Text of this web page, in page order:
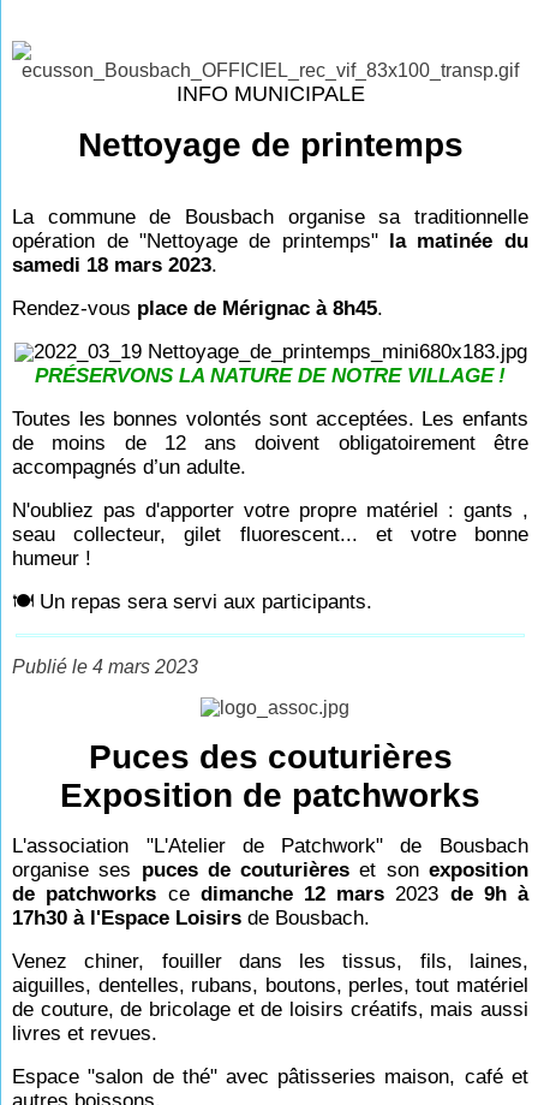
INFO MUNICIPALE
Nettoyage de printemps
La commune de Bousbach organise sa traditionnelle
opération de "Nettoyage de printemps" la matinée du
samedi 18 mars 2023.
Rendez-vous place de Mérignac à 8h45.
PRÉSERVONS LA NATURE DE NOTRE VILLAGE !
Toutes les bonnes volontés sont acceptées. Les enfants
de moins de 12 ans doivent obligatoirement être
accompagnés d’un adulte.
N'oubliez pas d'apporter votre propre matériel : gants ,
seau collecteur, gilet fluorescent... et votre bonne
humeur !
🍽 Un repas sera servi aux participants.
Publié le 4 mars 2023
Puces des couturières
Exposition de patchworks
L'association "L'Atelier de Patchwork" de Bousbach
organise ses puces de couturières et son exposition
de patchworks ce dimanche 12 mars 2023 de 9h à
17h30 à l'Espace Loisirs de Bousbach.
Venez chiner, fouiller dans les tissus, fils, laines,
aiguilles, dentelles, rubans, boutons, perles, tout matériel
de couture, de bricolage et de loisirs créatifs, mais aussi
livres et revues.
Espace "salon de thé" avec pâtisseries maison, café et